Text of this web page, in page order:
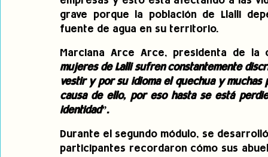
grave porque la población de Llalli
fuente de agua en su territorio.
Marciana Arce Arce, presidenta de la
mujeres de Lalli sufren constantemente
vestir y por su idioma el quechua y
causa de ello, por eso hasta se está
identidad”.
Durante el segundo módulo, se
participantes recordaron cómo sus